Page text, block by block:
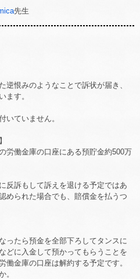
先生
逆恨みのようなことで訴状が届き、
ます。
いていません。
労働金庫の口座にある預貯金約500万
反訴もして訴えを退ける予定ではあ
められた場合でも、賠償金を払うつ
ったら預金を全部下ろしてタンスに
どに入金して預かってもらうことを
働金庫の口座は解約する予定です。
。